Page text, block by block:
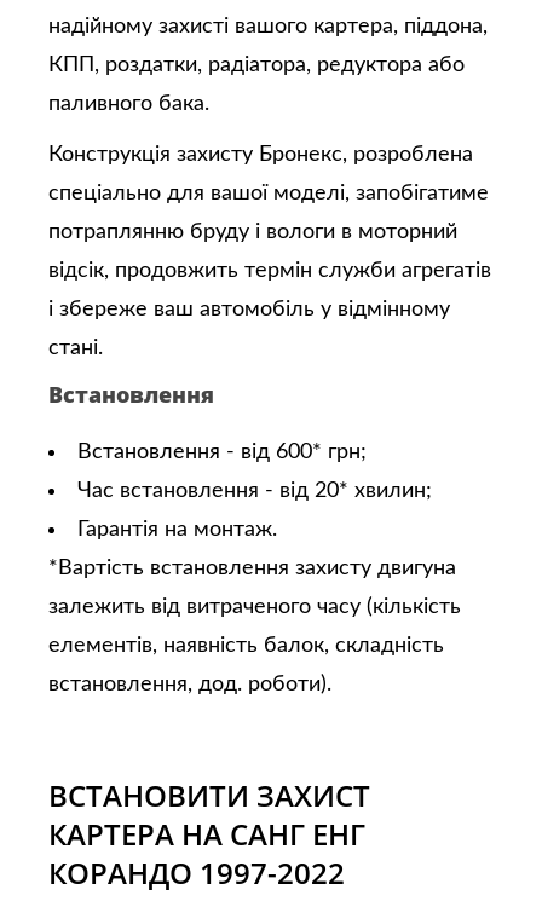
ВСТАНОВИТИ ЗАХИСТ
КАРТЕРА НА САНГ ЕНГ
КОРАНДО 1997-2022
надійному захисті вашого картера, піддона,
КПП, роздатки, радіатора, редуктора або
паливного бака.
Конструкція захисту Бронекс, розроблена
спеціально для вашої моделі, запобігатиме
потраплянню бруду і вологи в моторний
відсік, продовжить термін служби агрегатів
і збереже ваш автомобіль у відмінному
стані.
Встановлення
Встановлення - від 600* грн;
Час встановлення - від 20* хвилин;
Гарантія на монтаж.
*Вартість встановлення захисту двигуна
залежить від витраченого часу (кількість
елементів, наявність балок, складність
встановлення, дод. роботи).